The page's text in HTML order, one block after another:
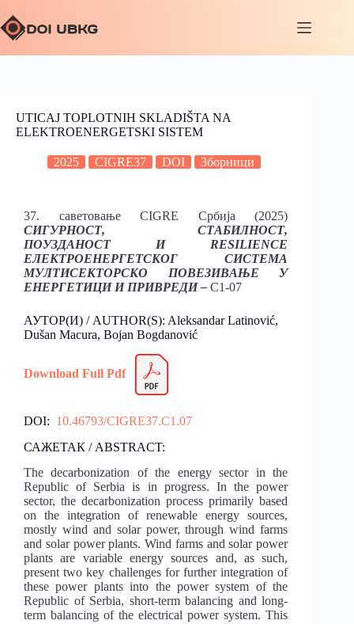
UTICAJ TOPLOTNIH SKLADIŠTA NA
ELEKTROENERGETSKI SISTEM
2025 CIGRE37 DOI Зборници
37. саветовање CIGRE Србија (2025)
СИГУРНОСТ, СТАБИЛНОСТ,
ПОУЗДАНОСТ И RESILIENCE
ЕЛЕКТРОЕНЕРГЕТСКОГ СИСТЕМА
МУЛТИСЕКТОРСКО ПОВЕЗИВАЊЕ У
ЕНЕРГЕТИЦИ И ПРИВРЕДИ – C1-07
АУТОР(И) / AUTHOR(S): Aleksandar Latinović,
Dušan Macura, Bojan Bogdanović
Download Full Pdf
DOI: 10.46793/CIGRE37.C1.07
САЖЕТАК / ABSTRACT:
The decarbonization of the energy sector in the
Republic of Serbia is in progress. In the power
sector, the decarbonization process primarily based
on the integration of renewable energy sources,
mostly wind and solar power, through wind farms
and solar power plants. Wind farms and solar power
plants are variable energy sources and, as such,
present two key challenges for further integration of
these power plants into the power system of the
Republic of Serbia, short-term balancing and long-
term balancing of the electrical power system. This